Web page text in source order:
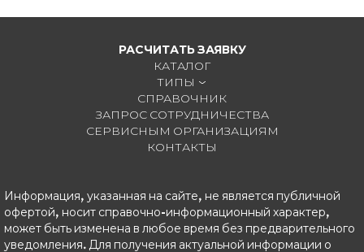
РАСЧИТАТЬ ЗАЯВКУ
КАТАЛОГ
ТИПЫ
СПРАВОЧНИК
ЗАПРОС СОТРУДНИЧЕСТВА
СЕРВИСНЫМ ОРГАНИЗАЦИЯМ
КОНТАКТЫ
Информация, указанная на сайте, не является публичной
офертой, носит справочно-информационный характер,
может быть изменена в любое время без предварительного
уведомления. Для получения актуальной информации о